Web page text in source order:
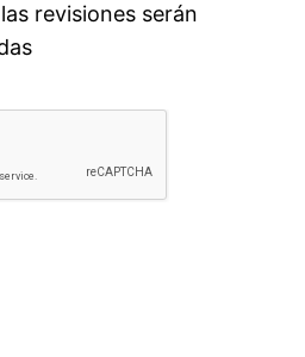
revisiones serán